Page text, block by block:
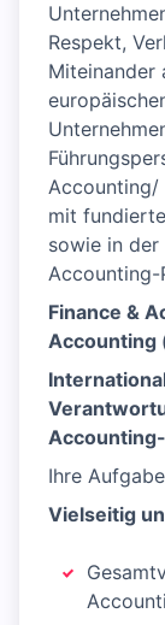
Respekt,
Miteinander
mit
sowie in
Accounting-
Finance &
Accounting
Ihre
Vielseitig